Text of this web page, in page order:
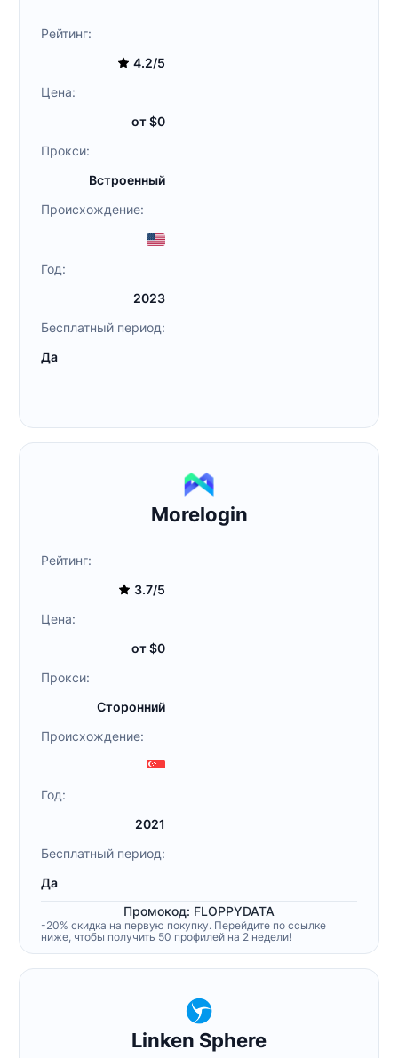
Рейтинг:
4.2/5
Цена:
от $0
Прокси:
Встроенный
Происхождение:
Год:
2023
Бесплатный период:
Да
Morelogin
Рейтинг:
3.7/5
Цена:
от $0
Прокси:
Сторонний
Происхождение:
Год:
2021
Бесплатный период:
Да
Промокод: FLOPPYDATA
-20% скидка на первую покупку. Перейдите по ссылке
ниже, чтобы получить 50 профилей на 2 недели!
Linken Sphere